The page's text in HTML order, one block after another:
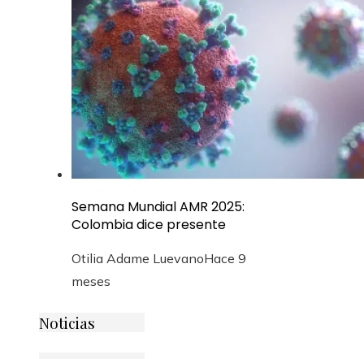
Semana Mundial AMR 2025:
Colombia dice presente
Otilia Adame LuevanoHace 9
meses
Noticias